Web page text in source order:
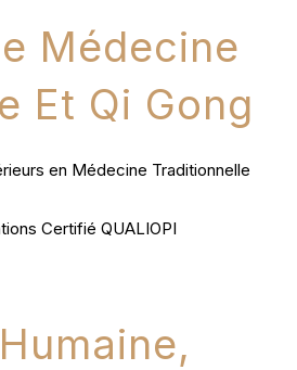
Médecine
Et Qi Gong
en Médecine Traditionnelle
Certifié QUALIOPI